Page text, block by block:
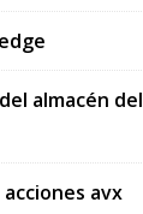
almacén del
avx